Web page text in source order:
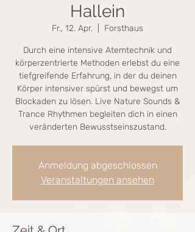
Hallein
Fr., 12. Apr. Forsthaus
Durch eine intensive Atemtechnik und
körperzentrierte Methoden erlebst du eine
tiefgreifende Erfahrung, in der du deinen
Körper intensiver spürst und bewegst um
Blockaden zu lösen. Live Nature Sounds &
Trance Rhythmen begleiten dich in einen
veränderten Bewusstseinszustand.
Anmeldung abgeschlossen
Veranstaltungen ansehen